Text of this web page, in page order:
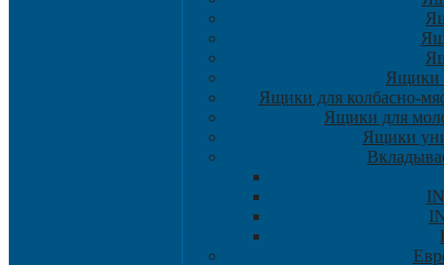
Ящики
Ящики для колбасно-
Ящики для
Ящики